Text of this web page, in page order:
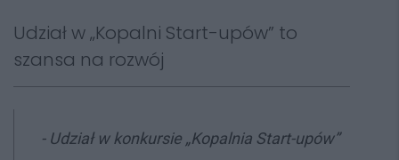
Udział w „Kopalni Start-upów” to
szansa na rozwój
- Udział w konkursie „Kopalnia Start-upów”